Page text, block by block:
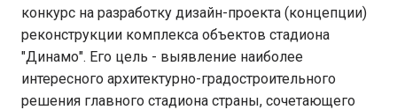
конкурс на разработку дизайн-проекта (концепции)
реконструкции комплекса объектов стадиона
"Динамо". Его цель - выявление наиболее
интересного архитектурно-градостроительного
решения главного стадиона страны, сочетающего